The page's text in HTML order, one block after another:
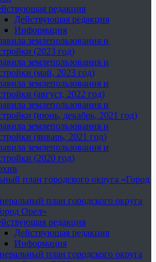
редакция
Действующая редакция
Информация
землепользования и
(2023 год)
землепользования и
(май, 2023 год)
землепользования и
(август, 2022 год)
землепользования и
(июнь, декабрь, 2021 год)
землепользования и
(январь, 2021 год)
землепользования и
(2020 год)
план городского округа «Город
план городского округа
Орел»
редакция
Действующая редакция
Информация
план городского округа